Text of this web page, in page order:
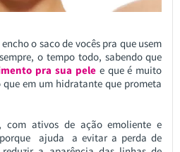
o saco de vocês pra que usem
o tempo todo, sabendo que
pra sua pelee que é muito
que em um hidratante que prometa
com ativos de ação emoliente e
ajuda a evitar a perda de